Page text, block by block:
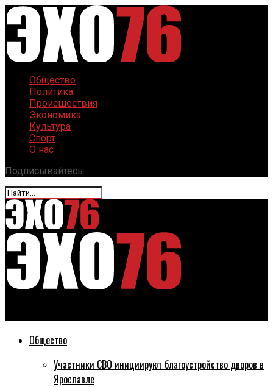
Общество
Политика
Происшествия
Экономика
Культура
Спорт
О нас
Подписывайтесь:
Общество
Участники СВО инициируют благоустройство дворов в
Ярославле